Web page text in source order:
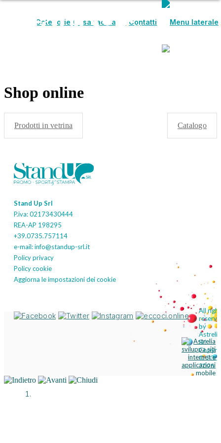
Categorie Cosa facciamo Contatti
Shop online
Prodotti in vetrina Catalogo
Stand Up Srl
P.iva: 02173430444
REA-AP 198295
+39.0735.757114
e-mail: info@standup-srl.it
Policy privacy
Policy cookie
Aggiorna le impostazioni dei cookie
All
by
Astrelia
Srl
©
2026